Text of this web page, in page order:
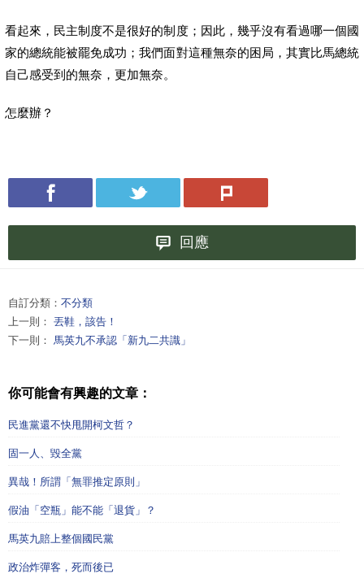
看起來，民主制度不是很好的制度；因此，幾乎沒有看過哪一個國
家的總統能被罷免成功；我們面對這種無奈的困局，其實比馬總統
自己感受到的無奈，更加無奈。
怎麼辦？
回應
自訂分類： 不分類
上一則： 丟鞋，該告！
下一則： 馬英九不承認「新九二共識」
你可能會有興趣的文章：
民進黨還不快甩開柯文哲？
固一人、毀全黨
異哉！所謂「無罪推定原則」
假油「空瓶」能不能「退貨」？
馬英九賠上整個國民黨
政治炸彈客，死而後已